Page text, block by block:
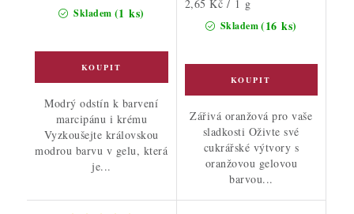
Skladem (1 ks)
Modrý odstín k barvení
marcipánu i krému
Vyzkoušejte královskou
modrou barvu v gelu, která
je...
Skladem(16 ks)
cena:
2,65 Kč / 1 g
Zářivá oranžová pro vaše
sladkosti Oživte své
cukrářské výtvory s
oranžovou gelovou
barvou...